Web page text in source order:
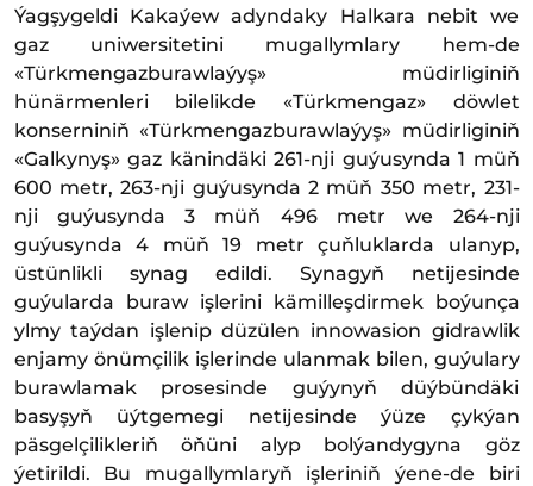
Ýagşygeldi Kakaýew adyndaky Halkara nebit we
gaz uniwersitetini mugallymlary hem-de
«Türkmengazburawlaýyş» müdirliginiň
hünärmenleri bilelikde «Türkmengaz» döwlet
konserniniň «Türkmengazburawlaýyş» müdirliginiň
«Galkynyş» gaz känindäki 261-nji guýusynda 1 müň
600 metr, 263-nji guýusynda 2 müň 350 metr, 231-
nji guýusynda 3 müň 496 metr we 264-nji
guýusynda 4 müň 19 metr çuňluklarda ulanyp,
üstünlikli synag edildi. Synagyň netijesinde
guýularda buraw işlerini kämilleşdirmek boýunça
ylmy taýdan işlenip düzülen innowasion gidrawlik
enjamy önümçilik işlerinde ulanmak bilen, guýulary
burawlamak prosesinde guýynyň düýbündäki
basyşyň üýtgemegi netijesinde ýüze çykýan
päsgelçilikleriň öňüni alyp bolýandygyna göz
ýetirildi. Bu mugallymlaryň işleriniň ýene-de biri